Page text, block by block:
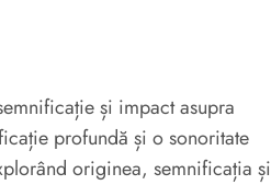
și impact asupra
profundă și o sonoritate
originea, semnificația și